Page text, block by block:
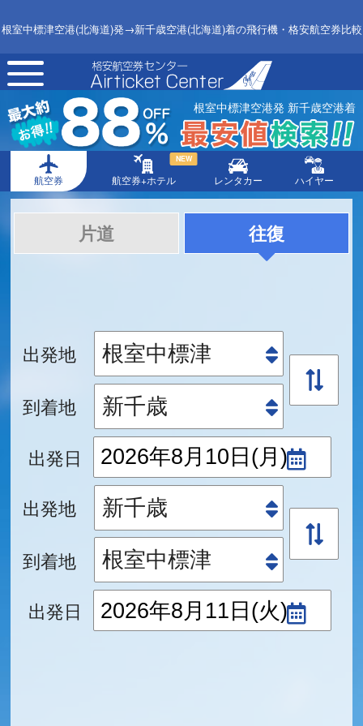
根室中標津空港(北海道)発→新千歳空港(北海道)着の飛行機・格安航空券比較
toggle
navigation
根室中標津空港発 新千歳空港着
航空券 航空券+ホテル
NEW
レンタカー ハイヤー
片道 往復
出発地
到着地
出発日
出発地
到着地
出発日